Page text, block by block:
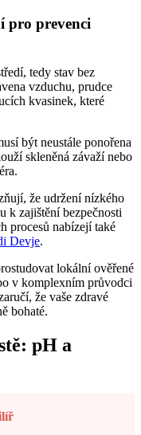
pro prevenci
tedy stav bez
vzduchu, prudce
kvasinek, které
být neustále ponořena
skleněná závaží nebo
že udržení nízkého
k zajištění bezpečnosti
procesů nabízejí také
Devje.
lokální ověřené
v komplexním průvodci
že vaše zdravé
bohaté.
pH a